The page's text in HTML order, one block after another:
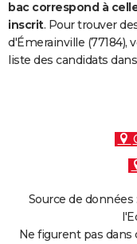
bac correspond à
inscrit. Pour trouver
d'Émerainville (77184),
liste des candidats
Source de
Ne figurent pas